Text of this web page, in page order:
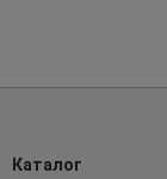
Каталог